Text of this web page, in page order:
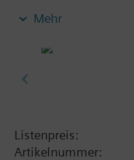
●Direkte Montage
Stellungs- und
●Entfernbares
Mehr
Listenpreis:
Artikelnummer: